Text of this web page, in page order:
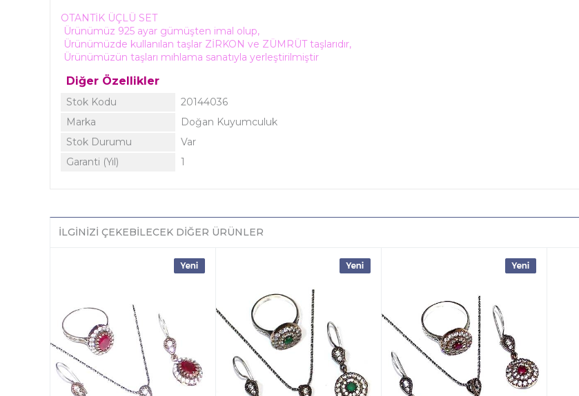
OTANTİK ÜÇLÜ SET
Ürünümüz 925 ayar gümüşten imal olup,
Ürünümüzde kullanılan taşlar ZİRKON ve ZÜMRÜT taşlarıdır,
Ürünümüzün taşları mıhlama sanatıyla yerleştirilmiştir
Diğer Özellikler
Stok Kodu
20144036
Marka
Doğan Kuyumculuk
Stok Durumu
Var
Garanti (Yıl)
1
İLGINIZI ÇEKEBILECEK DIĞER ÜRÜNLER